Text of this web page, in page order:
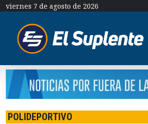
viernes 7 de agosto de 2026
POLIDEPORTIVO